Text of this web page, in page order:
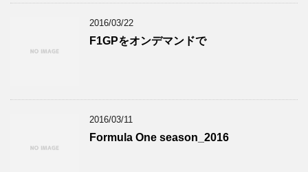
2016/03/22
F1GPをオンデマンドで
2016/03/11
Formula One season_2016